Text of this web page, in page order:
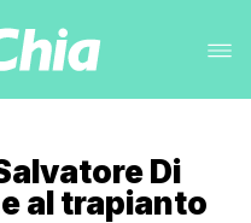
Di
al trapianto